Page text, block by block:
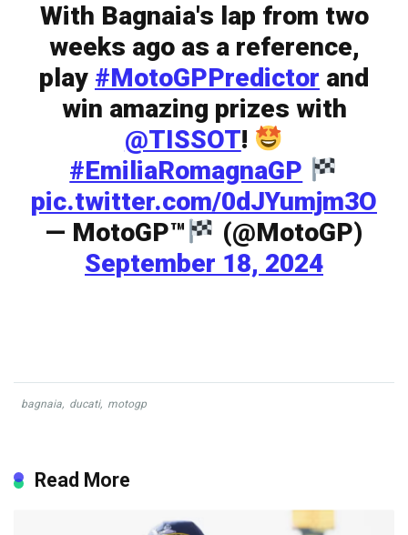
With Bagnaia's lap from two
weeks ago as a reference,
play #MotoGPPredictor and
win amazing prizes with
@TISSOT!
#EmiliaRomagnaGP
pic.twitter.com/0dJYumjm3O
— MotoGP™
(@MotoGP)
September 18, 2024
bagnaia, ducati, motogp
Read More